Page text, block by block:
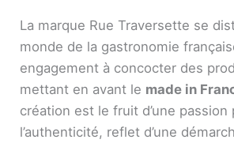
La marque Rue Traversette se
monde de la gastronomie
engagement à concocter des
mettant en avant le made in
création est le fruit d’une
l’authenticité, reflet d’une